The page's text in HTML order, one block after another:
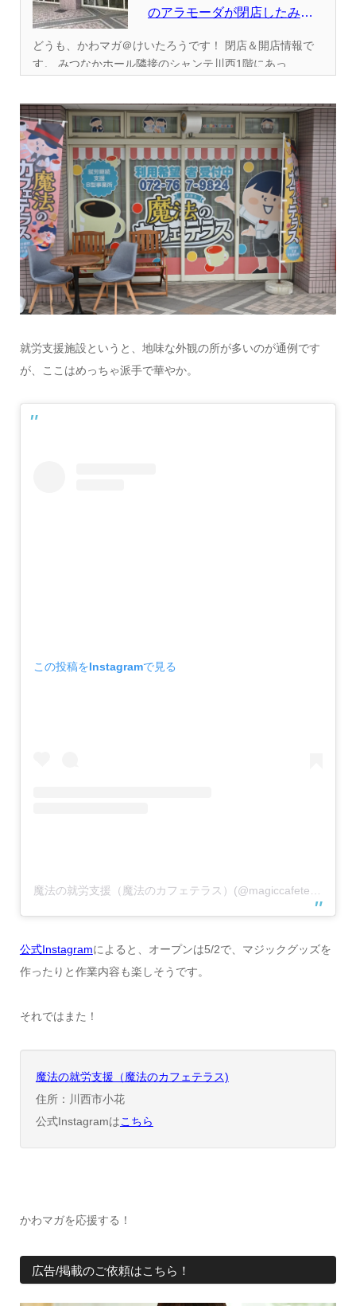
のアラモーダが閉店したみた
どうも、かわマガ＠けいたろうです！ 閉店＆開店情報で
す。 みつなかホール隣接のシャンテ川西1階にあっ...
就労支援施設というと、地味な外観の所が多いのが通例です
が、ここはめっちゃ派手で華やか。
この投稿をInstagramで見る
魔法の就労支援（魔法のカフェテラス）(@magiccafeterrace)がシェアした投稿
公式Instagramによると、オープンは5/2で、マジックグッズを
作ったりと作業内容も楽しそうです。
それではまた！
魔法の就労支援（魔法のカフェテラス)
住所：川西市小花
公式Instagramはこちら
かわマガを応援する！
広告/掲載のご依頼はこちら！